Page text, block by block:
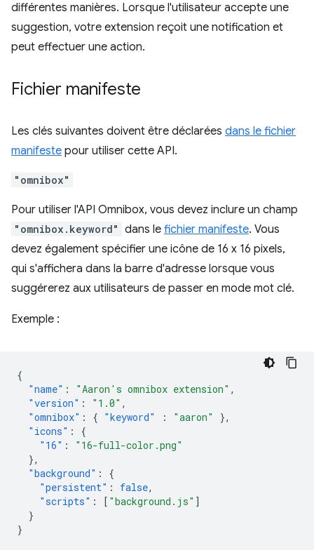
différentes manières. Lorsque l'utilisateur accepte une
suggestion, votre extension reçoit une notification et
peut effectuer une action.
Fichier manifeste
Les clés suivantes doivent être déclarées dans le fichier
manifeste pour utiliser cette API.
"omnibox"
Pour utiliser l'API Omnibox, vous devez inclure un champ
"omnibox.keyword" dans le fichier manifeste. Vous
devez également spécifier une icône de 16 x 16 pixels,
qui s'affichera dans la barre d'adresse lorsque vous
suggérerez aux utilisateurs de passer en mode mot clé.
Exemple :
{
"name" : "Aaron's omnibox extension" ,
"version" : "1.0" ,
"omnibox" : { "keyword" : "aaron"
},
"icons" :
{
"16" :
"16-full-color.png"
},
"background" :
{
"persistent" : false,
"scripts" : [ "background.js" ]
}
}